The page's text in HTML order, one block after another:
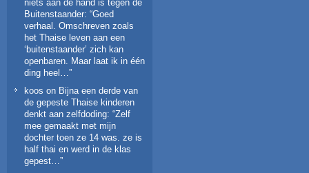
niets aan de hand is tegen de
Buitenstaander: “Goed
verhaal. Omschreven zoals
het Thaise leven aan een
‘buitenstaander’ zich kan
openbaren. Maar laat ik in één
ding heel…”
koos on Bijna een derde van
de gepeste Thaise kinderen
denkt aan zelfdoding: “Zelf
mee gemaakt met mijn
dochter toen ze 14 was. ze is
half thai en werd in de klas
gepest…”